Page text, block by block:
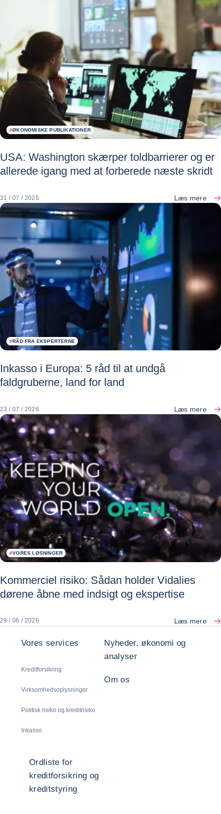
#ØKONOMISKE PUBLIKATIONER
USA: Washington skærper toldbarrierer og er
allerede igang med at forberede næste skridt
31 / 07 / 2026 Læs mere
#RÅD FRA EKSPERTERNE
Inkasso i Europa: 5 råd til at undgå
faldgruberne, land for land
23 / 07 / 2026 Læs mere
#VORES LØSNINGER
Kommerciel risiko: Sådan holder Vidalies
dørene åbne med indsigt og ekspertise
29 / 06 / 2026 Læs mere
Vores services
Kreditforsikring
Virksomhedsoplysninger
Politisk risiko og kreditrisiko
Inkasso
Nyheder, økonomi og
analyser
Om os
Ordliste for
kreditforsikring og
kreditstyring